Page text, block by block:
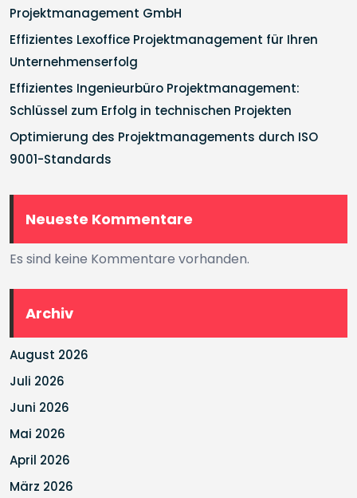
Projektmanagement GmbH
Effizientes Lexoffice Projektmanagement für Ihren
Unternehmenserfolg
Effizientes Ingenieurbüro Projektmanagement:
Schlüssel zum Erfolg in technischen Projekten
Optimierung des Projektmanagements durch ISO
9001-Standards
Neueste Kommentare
Es sind keine Kommentare vorhanden.
Archiv
August 2026
Juli 2026
Juni 2026
Mai 2026
April 2026
März 2026